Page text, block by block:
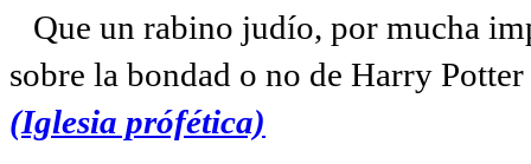
Que un rabino judío, por mucha
sobre la bondad o no de Harry
(Iglesia prófética)